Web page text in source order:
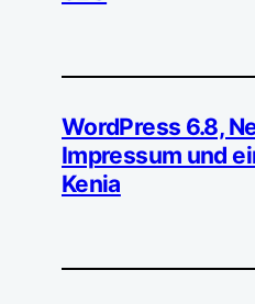
WordPress 6.8,
Impressum und
Kenia